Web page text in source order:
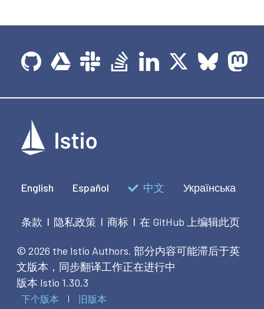
English Español 中文 Українська
条款 | 隐私政策 | 商标 | 在 GitHub 上编辑此页
© 2026 the Istio Authors. 部分内容可能滞后于英
文版本，同步翻译工作正在进行中
版本 Istio 1.30.3
下个版本 旧版本